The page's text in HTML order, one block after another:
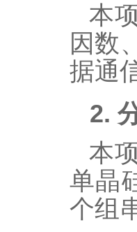
本
因数
据通
2.
本
单晶
个组